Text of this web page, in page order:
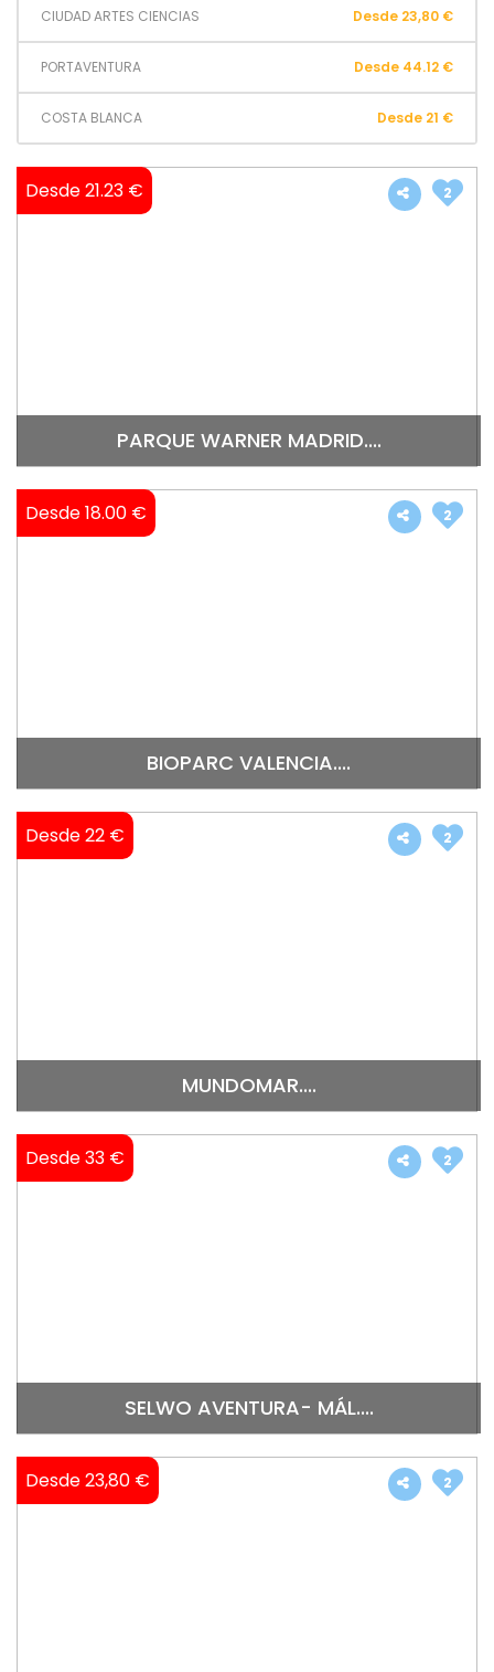
CIUDAD ARTES CIENCIAS Desde 23,80 €
PORTAVENTURA Desde 44.12 €
COSTA BLANCA Desde 21 €
Desde 21.23 €
PARQUE WARNER MADRID....
2
Desde 18.00 €
BIOPARC VALENCIA....
2
Desde 22 €
MUNDOMAR....
2
Desde 33 €
SELWO AVENTURA- MÁL....
2
Desde 23,80 € 2